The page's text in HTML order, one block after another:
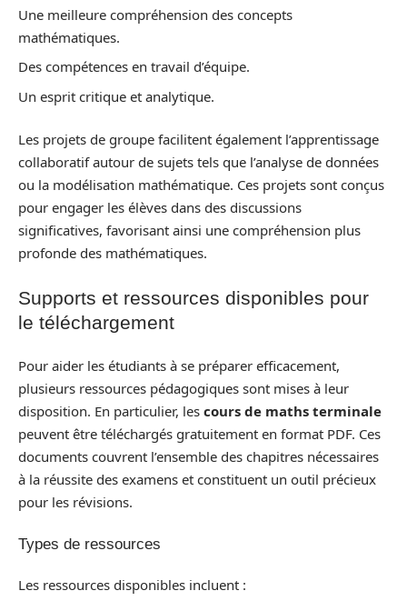
Une meilleure compréhension des concepts
mathématiques.
Des compétences en travail d’équipe.
Un esprit critique et analytique.
Les projets de groupe facilitent également l’apprentissage
collaboratif autour de sujets tels que l’analyse de données
ou la modélisation mathématique. Ces projets sont conçus
pour engager les élèves dans des discussions
significatives, favorisant ainsi une compréhension plus
profonde des mathématiques.
Supports et ressources disponibles pour
le téléchargement
Pour aider les étudiants à se préparer efficacement,
plusieurs ressources pédagogiques sont mises à leur
disposition. En particulier, les cours de maths terminale
peuvent être téléchargés gratuitement en format PDF. Ces
documents couvrent l’ensemble des chapitres nécessaires
à la réussite des examens et constituent un outil précieux
pour les révisions.
Types de ressources
Les ressources disponibles incluent :